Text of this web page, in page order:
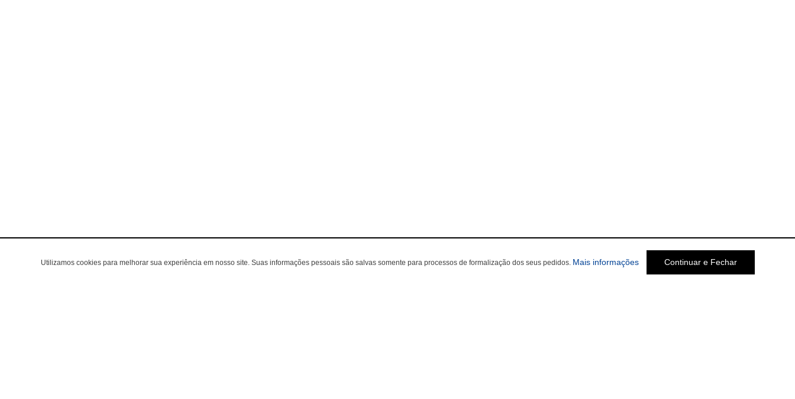
Utilizamos cookies para melhorar sua experiência em nosso site. Suas informações pessoais são salvas somente para processos de formalização dos seus pedidos. Mais informações Continuar e Fechar